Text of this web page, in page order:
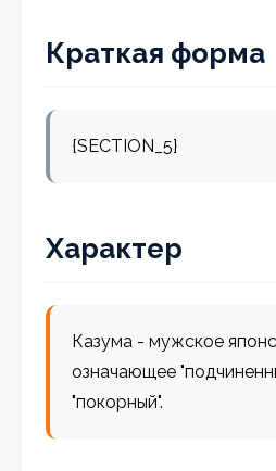
Краткая форма
{SECTION_5}
Характер
Казума - мужское
означающее
"покорный".